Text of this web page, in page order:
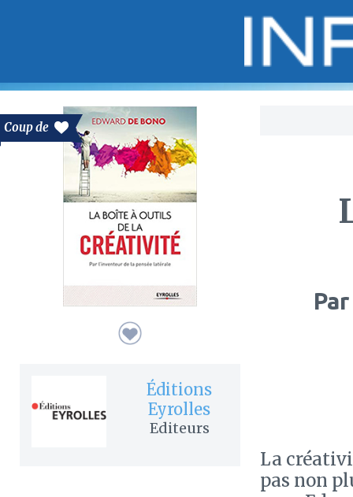
Coup de
Éditions
Eyrolles
Editeurs
La
pas non